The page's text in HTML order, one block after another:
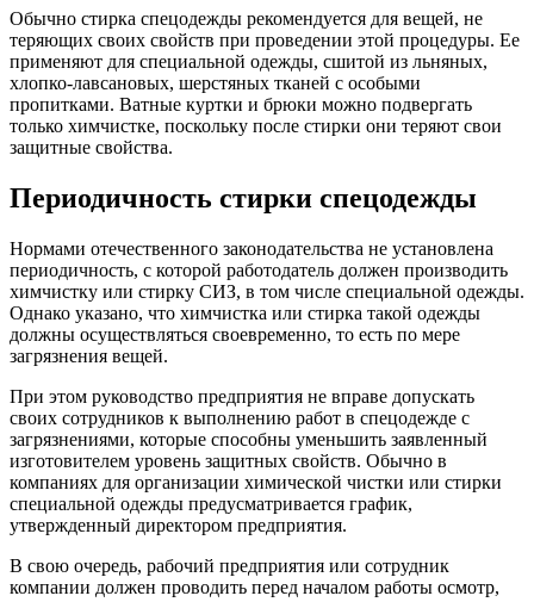
Обычно стирка спецодежды рекомендуется для вещей, не
теряющих своих свойств при проведении этой процедуры. Ее
применяют для специальной одежды, сшитой из льняных,
хлопко-лавсановых, шерстяных тканей с особыми
пропитками. Ватные куртки и брюки можно подвергать
только химчистке, поскольку после стирки они теряют свои
защитные свойства.
Периодичность стирки спецодежды
Нормами отечественного законодательства не установлена
периодичность, с которой работодатель должен производить
химчистку или стирку СИЗ, в том числе специальной одежды.
Однако указано, что химчистка или стирка такой одежды
должны осуществляться своевременно, то есть по мере
загрязнения вещей.
При этом руководство предприятия не вправе допускать
своих сотрудников к выполнению работ в спецодежде с
загрязнениями, которые способны уменьшить заявленный
изготовителем уровень защитных свойств. Обычно в
компаниях для организации химической чистки или стирки
специальной одежды предусматривается график,
утвержденный директором предприятия.
В свою очередь, рабочий предприятия или сотрудник
компании должен проводить перед началом работы осмотр,